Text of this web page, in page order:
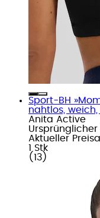
Sport-BH
nahtlos,
Anita Active
Ursprünglicher
Aktueller Preis
1 Stk
( 13 )